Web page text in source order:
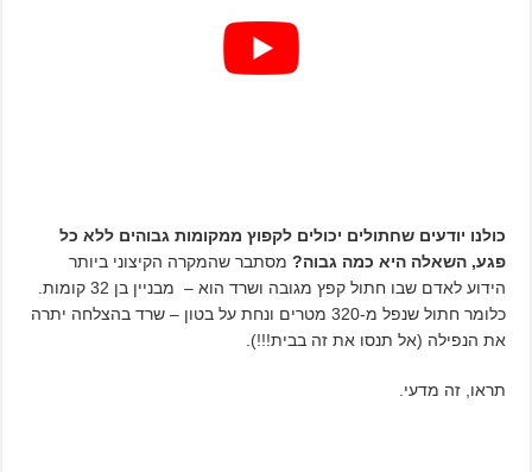
כולנו יודעים שחתולים יכולים לקפוץ ממקומות גבוהים ללא כל
פגע, השאלה היא כמה גבוה? מסתבר שהמקרה הקיצוני ביותר
הידוע לאדם שבו חתול קפץ מגובה ושרד הוא – מבניין בן 32 קומות.
כלומר חתול שנפל מ-320 מטרים ונחת על בטון – שרד בהצלחה יתרה
את הנפילה (אל תנסו את זה בבית!!!).
תראו, זה מדעי.